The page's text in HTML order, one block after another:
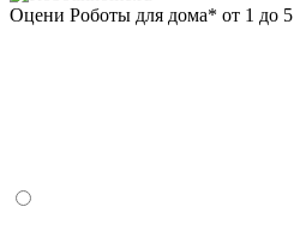
Оцени Роботы для дома* от 1 до 5